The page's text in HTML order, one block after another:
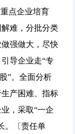
点企业培育
难，分批分类
强做大，尽快
导企业走“专
”。全面分析
产困难、指标
，采取“一企
。〔责任单